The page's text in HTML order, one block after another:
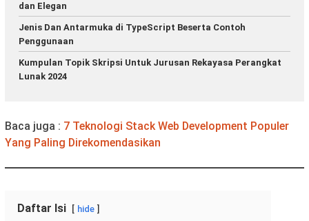
dan Elegan
Jenis Dan Antarmuka di TypeScript Beserta Contoh
Penggunaan
Kumpulan Topik Skripsi Untuk Jurusan Rekayasa Perangkat
Lunak 2024
Baca juga : 7 Teknologi Stack Web Development Populer
Yang Paling Direkomendasikan
Daftar Isi hide